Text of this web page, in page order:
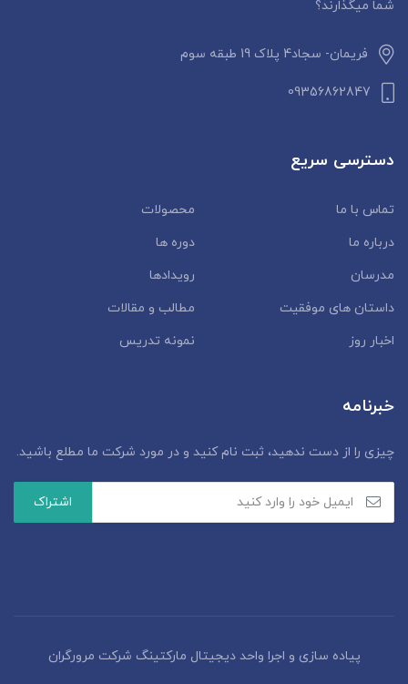
شما میگذارند؟
فریمان- سجاد4 پلاک 19 طبقه سوم
09356862847
دسترسی سریع
تماس با ما
محصولات
درباره ما
دوره ها
مدرسان
رویدادها
داستان‌ های موفقیت
مطالب و مقالات
اخبار روز
نمونه تدریس
خبرنامه
چیزی را از دست ندهید، ثبت نام کنید و در مورد شرکت ما مطلع باشید.
پیاده سازی و اجرا واحد دیجیتال مارکتینگ شرکت مرورگران